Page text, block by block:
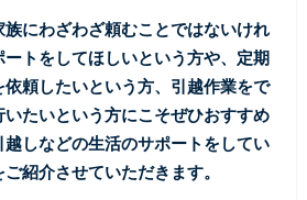
にわざわざ頼むことではないけれ
トをしてほしいという方や、定期
頼したいという方、引越作業をで
たいという方にこそぜひおすすめ
越しなどの生活のサポートをしてい
紹介させていただきます。